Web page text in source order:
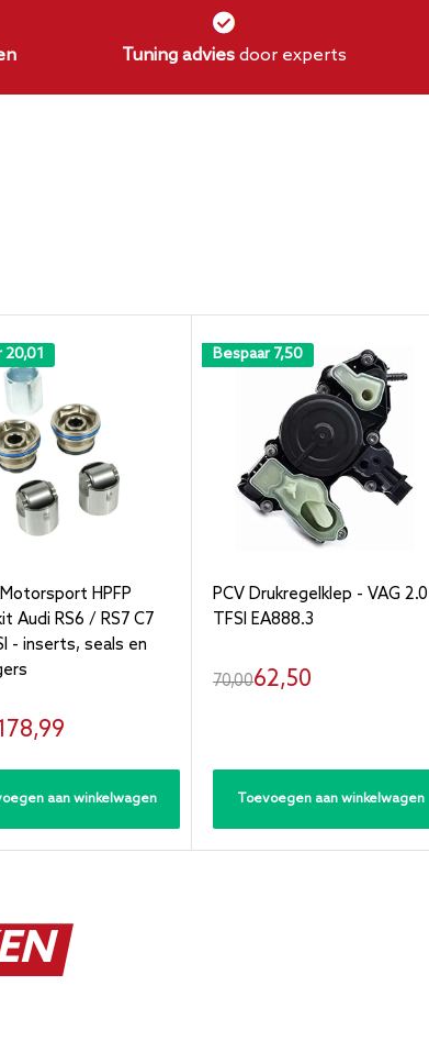
Tuning adviesdoor experts
20,01
HPFP
Audi RS6 / RS7 C7
- inserts, seals en
aan winkelwagen
Bespaar7,50
PCV Drukregelklep - VAG 2.0
TFSI EA888.3
Verkoopprijs
62,50
Normale
70,00
Toevoegen aan winkelwagen